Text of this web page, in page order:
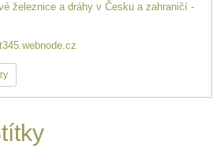
železnice a dráhy v Česku a zahraničí -